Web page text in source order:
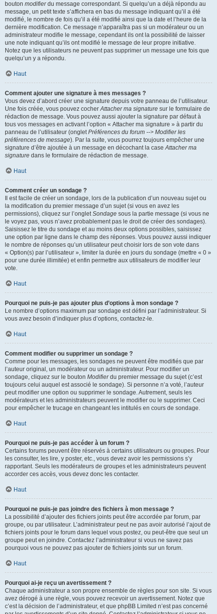
bouton modifierdu message correspondant. Si quelqu’un a déjà répondu au
message, un petit texte s’affichera en bas du message indiquant qu’il a été
modifié, le nombre de fois qu’il a été modifié ainsi que la date et l’heure de la
dernière modification. Ce message n’apparaîtra pas si un modérateur ou un
administrateur modifie le message, cependant ils ont la possibilité de laisser
une note indiquant qu’ils ont modifié le message de leur propre initiative.
Notez que les utilisateurs ne peuvent pas supprimer un message une fois que
quelqu’un y a répondu.
Haut
Comment ajouter une signature à mes messages ?
Vous devez d’abord créer une signature depuis votre panneau de l’utilisateur.
Une fois créée, vous pouvez cocherAttacher ma signature sur le formulaire de
rédaction de message. Vous pouvez aussi ajouter la signature par défaut à
tous vos messages en activant l’option « Attacher ma signature » à partir du
panneau de l’utilisateur (ongletPréférences du forum --> Modifier les
préférences de message). Par la suite, vous pourrez toujours empêcher une
signature d’être ajoutée à un message en décochant la caseAttacher ma
signature dans le formulaire de rédaction de message.
Haut
Comment créer un sondage ?
Il est facile de créer un sondage, lors de la publication d’un nouveau sujet ou
la modification du premier message d’un sujet (si vous en avez les
permissions), cliquez sur l’ongletSondage sous la partie message (si vous ne
le voyez pas, vous n’avez probablement pas le droit de créer des sondages).
Saisissez le titre du sondage et au moins deux options possibles, saisissez
une option par ligne dans le champ des réponses. Vous pouvez aussi indiquer
le nombre de réponses qu’un utilisateur peut choisir lors de son vote dans
« Option(s) par l’utilisateur », limiter la durée en jours du sondage (mettre « 0 »
pour une durée illimitée) et enfin permettre aux utilisateurs de modifier leur
vote.
Haut
Pourquoi ne puis-je pas ajouter plus d’options à mon sondage ?
Le nombre d’options maximum par sondage est défini par l’administrateur. Si
vous avez besoin d’indiquer plus d’options, contactez-le.
Haut
Comment modifier ou supprimer un sondage ?
Comme pour les messages, les sondages ne peuvent être modifiés que par
l’auteur original, un modérateur ou un administrateur. Pour modifier un
sondage, cliquez sur le bouton Modifierdu premier message du sujet (c’est
toujours celui auquel est associé le sondage). Si personne n’a voté, l’auteur
peut modifier une option ou supprimer le sondage. Autrement, seuls les
modérateurs et les administrateurs peuvent le modifier ou le supprimer. Ceci
pour empêcher le trucage en changeant les intitulés en cours de sondage.
Haut
Pourquoi ne puis-je pas accéder à un forum ?
Certains forums peuvent être réservés à certains utilisateurs ou groupes. Pour
les consulter, les lire, y poster, etc., vous devez avoir les permissions s’y
rapportant. Seuls les modérateurs de groupes et les administrateurs peuvent
accorder ces accès, vous devez donc les contacter.
Haut
Pourquoi ne puis-je pas joindre des fichiers à mon message ?
La possibilité d’ajouter des fichiers joints peut être accordée par forum, par
groupe, ou par utilisateur. L’administrateur peut ne pas avoir autorisé l’ajout de
fichiers joints pour le forum dans lequel vous postez, ou peut-être que seul un
groupe peut en joindre. Contactez l’administrateur si vous ne savez pas
pourquoi vous ne pouvez pas ajouter de fichiers joints sur un forum.
Haut
Pourquoi ai-je reçu un avertissement ?
Chaque administrateur a son propre ensemble de règles pour son site. Si vous
avez dérogé à une règle, vous pouvez recevoir un avertissement. Notez que
c’est la décision de l’administrateur, et que phpBB Limited n’est pas concerné